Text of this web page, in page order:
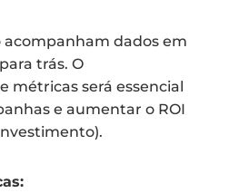
acompanham dados em
trás. O
métricas será essencial
e aumentar o ROI